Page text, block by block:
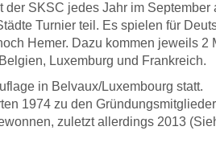
der SKSC jedes Jahr im September
Turnier teil. Es spielen für
Hemer. Dazu kommen jeweils 2
Luxemburg und Frankreich.
in Belvaux/Luxembourg statt.
1974 zu den
zuletzt allerdings 2013